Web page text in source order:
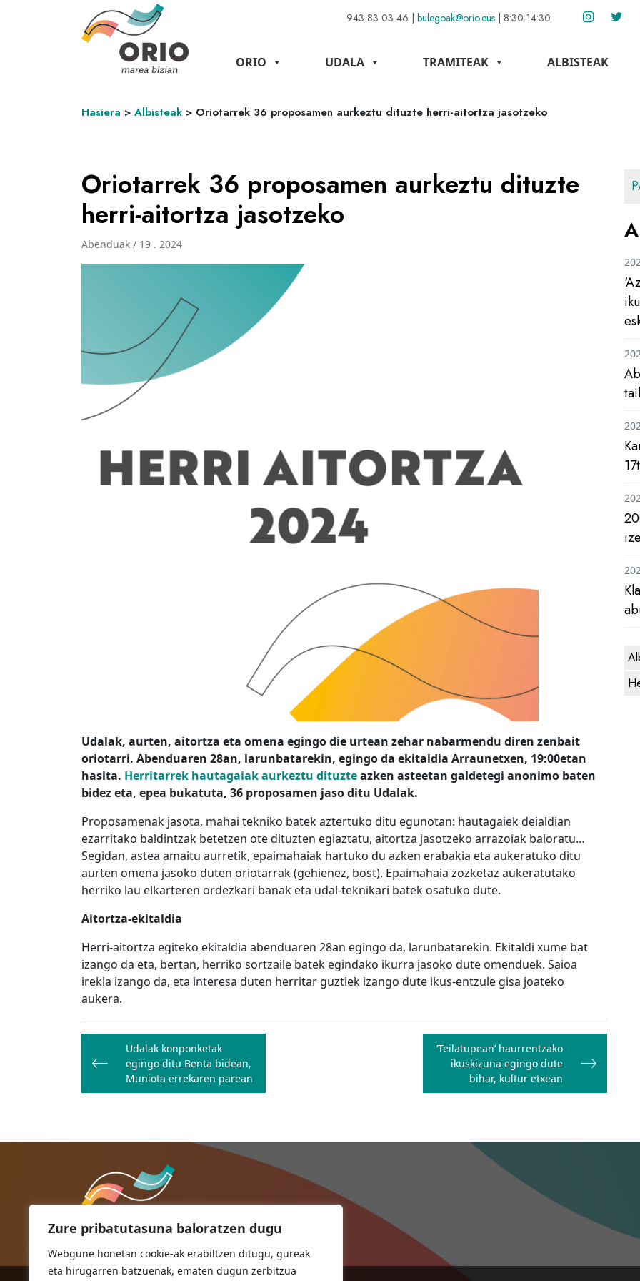
Zure pribatutasuna baloratzen dugu
Webgune honetan cookie-ak erabiltzen ditugu, gureak
eta hirugarren batzuenak, ematen dugun zerbitzua
943 83 03 46 | bulegoak@orio.eus | 8:30-14:30
ORIO UDALA TRAMITEAK ALBISTEAK
Hasiera > Albisteak > Oriotarrek 36 proposamen aurkeztu dituzte herri-aitortza jasotzeko
Oriotarrek 36 proposamen aurkeztu dituzte
herri-aitortza jasotzeko
Abenduak / 19 . 2024
Udalak, aurten, aitortza eta omena egingo die urtean zehar nabarmendu diren zenbait
oriotarri. Abenduaren 28an, larunbatarekin, egingo da ekitaldia Arraunetxen, 19:00etan
hasita. Herritarrek hautagaiak aurkeztu dituzteazken asteetan galdetegi anonimo baten
bidez eta, epea bukatuta, 36 proposamen jaso ditu Udalak.
Proposamenak jasota, mahai tekniko batek aztertuko ditu egunotan: hautagaiek deialdian
ezarritako baldintzak betetzen ote dituzten egiaztatu, aitortza jasotzeko arrazoiak baloratu…
Segidan, astea amaitu aurretik, epaimahaiak hartuko du azken erabakia eta aukeratuko ditu
aurten omena jasoko duten oriotarrak (gehienez, bost). Epaimahaia zozketaz aukeratutako
herriko lau elkarteren ordezkari banak eta udal-teknikari batek osatuko dute.
Aitortza-ekitaldia
Herri-aitortza egiteko ekitaldia abenduaren 28an egingo da, larunbatarekin. Ekitaldi xume bat
izango da eta, bertan, herriko sortzaile batek egindako ikurra jasoko dute omenduek. Saioa
irekia izango da, eta interesa duten herritar guztiek izango dute ikus-entzule gisa joateko
aukera.
Bidalketetan
zehar
nabigatu
Udalak konponketak
egingo ditu Benta bidean,
Muniota errekaren parean
‘Teilatupean’ haurrentzako
ikuskizuna egingo dute
bihar, kultur etxean